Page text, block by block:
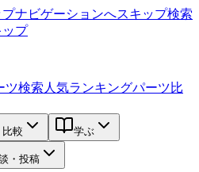
プナビゲーションへスキップ検索
プ
ツ検索 人気ランキングパーツ比
較 学ぶ
・投稿